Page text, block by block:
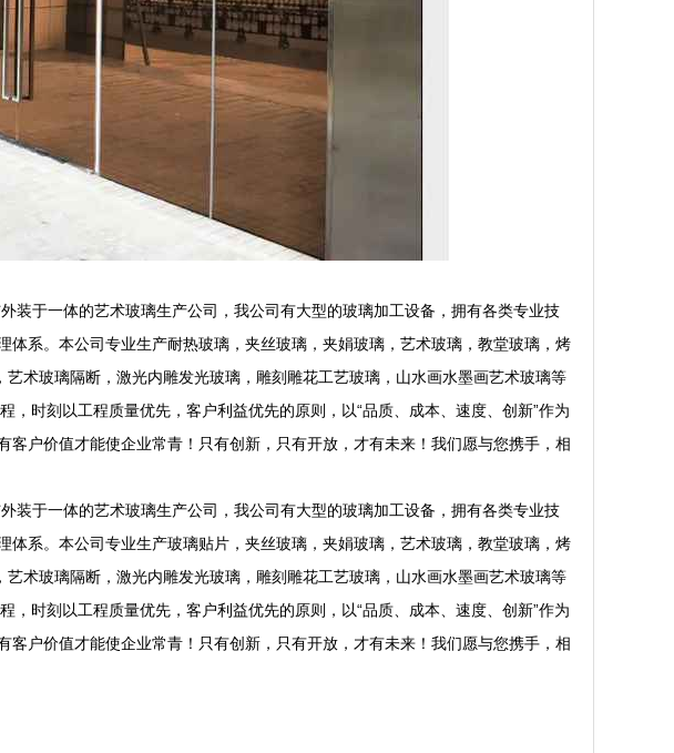
装于一体的艺术玻璃生产公司，我公司有大型的玻璃加工设备，拥有各类专业技
系。本公司专业生产耐热玻璃，夹丝玻璃，夹娟玻璃，艺术玻璃，教堂玻璃，烤
术玻璃隔断，激光内雕发光玻璃，雕刻雕花工艺玻璃，山水画水墨画艺术玻璃等
时刻以工程质量优先，客户利益优先的原则，以“品质、成本、速度、创新”作为
户价值才能使企业常青！只有创新，只有开放，才有未来！我们愿与您携手，相
装于一体的艺术玻璃生产公司，我公司有大型的玻璃加工设备，拥有各类专业技
系。本公司专业生产玻璃贴片，夹丝玻璃，夹娟玻璃，艺术玻璃，教堂玻璃，烤
术玻璃隔断，激光内雕发光玻璃，雕刻雕花工艺玻璃，山水画水墨画艺术玻璃等
时刻以工程质量优先，客户利益优先的原则，以“品质、成本、速度、创新”作为
户价值才能使企业常青！只有创新，只有开放，才有未来！我们愿与您携手，相